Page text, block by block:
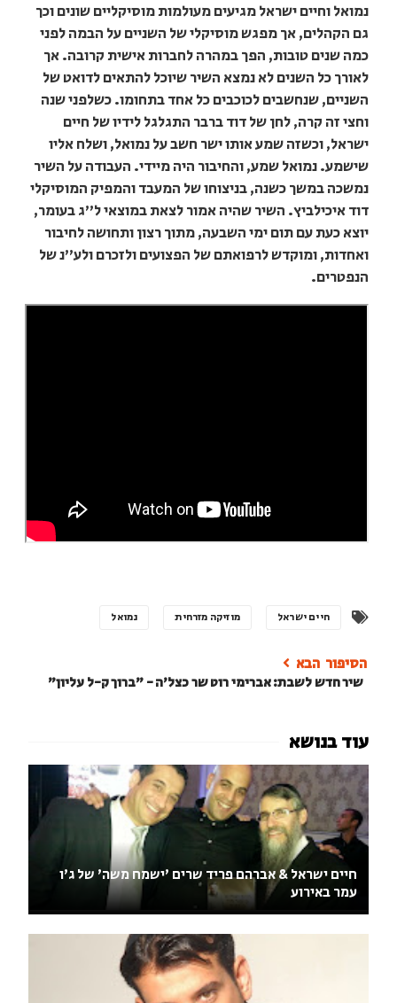
נמואל וחיים ישראל מגיעים מעולמות מוסיקליים שונים וכך
גם הקהלים, אך מפגש מוסיקלי של השניים על הבמה לפני
כמה שנים טובות, הפך במהרה לחברות אישית קרובה. אך
לאורך כל השנים לא נמצא השיר שיוכל להתאים לדואט של
השניים, שנחשבים לכוכבים כל אחד בתחומו. כשלפני שנה
וחצי זה קרה, לחן של דוד ברבר התגלגל לידיו של חיים
ישראל, וכשזה שמע אותו ישר חשב על נמואל, ושלח אליו
שישמע. נמואל שמע, והחיבור היה מיידי. העבודה על השיר
נמשכה במשך כשנה, בניצוחו של המעבד והמפיק המוסיקלי
דוד איכילביץ. השיר שהיה אמור לצאת במוצאי ל"ג בעומר,
יוצא כעת עם תום ימי השבעה, מתוך רצון ותחושה לחיבור
ואחדות, ומוקדש לרפואתם של הפצועים ולזכרם ולע"נ של
הנפטרים.
חיים ישראל מוזיקה מזרחית נמואל
שיר חדש לשבת: אברימי רוט שר כצל'ה - "ברוך ק-ל עליון"
חיים ישראל & אברהם פריד שרים 'ישמח משה' של ג'ו
עמר באירוע